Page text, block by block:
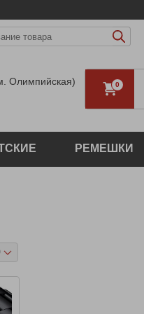
Олимпийская) 0
РЕМЕШКИ